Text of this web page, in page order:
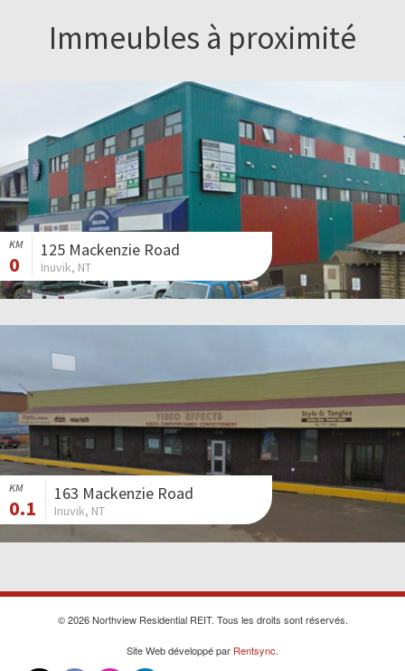
Immeubles à proximité
KM
0
125 Mackenzie Road
Inuvik, NT
KM
0.1
163 Mackenzie Road
Inuvik, NT
© 2026 Northview Residential REIT. Tous les droits sont réservés.
Site Web développé par Rentsync.